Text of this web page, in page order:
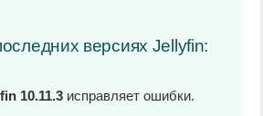
версиях Jellyfin:
10.11.3 исправляет ошибки.